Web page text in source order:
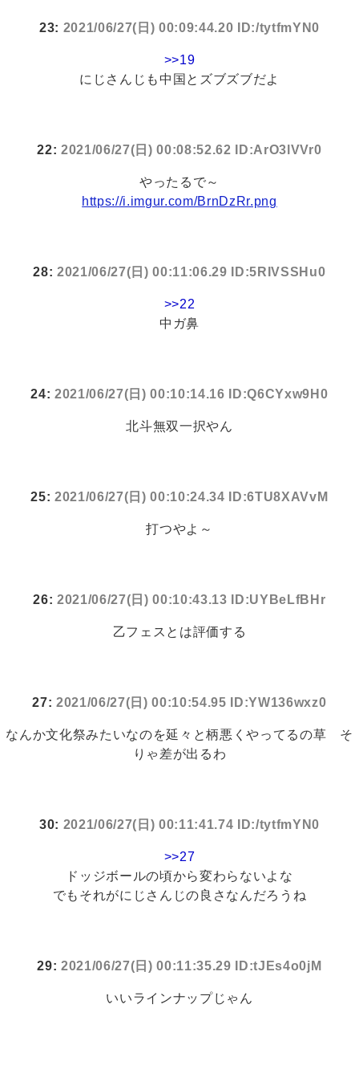
23: 2021/06/27(日) 00:09:44.20 ID:/tytfmYN0
>>19
にじさんじも中国とズブズブだよ
22:2021/06/27(日) 00:08:52.62 ID:ArO3lVVr0
やったるで～
https://i.imgur.com/BrnDzRr.png
28:2021/06/27(日) 00:11:06.29 ID:5RIVSSHu0
>>22
中ガ鼻
24:2021/06/27(日) 00:10:14.16 ID:Q6CYxw9H0
北斗無双一択やん
25:2021/06/27(日) 00:10:24.34 ID:6TU8XAVvM
打つやよ～
26:2021/06/27(日) 00:10:43.13 ID:UYBeLfBHr
乙フェスとは評価する
27:2021/06/27(日) 00:10:54.95 ID:YW136wxz0
なんか文化祭みたいなのを延々と柄悪くやってるの草 そ
りゃ差が出るわ
30: 2021/06/27(日) 00:11:41.74 ID:/tytfmYN0
>>27
ドッジボールの頃から変わらないよな
でもそれがにじさんじの良さなんだろうね
29:2021/06/27(日) 00:11:35.29 ID:tJEs4o0jM
いいラインナップじゃん